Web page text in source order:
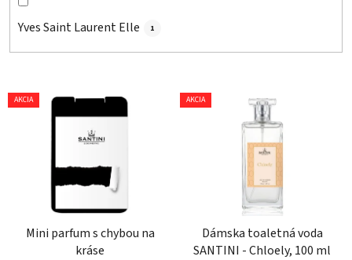
Yves Saint Laurent Elle 1
V
ý
AKCIA
Mini parfum s chybou na
kráse
AKCIA
Dámska toaletná voda
SANTINI - Chloely, 100 ml